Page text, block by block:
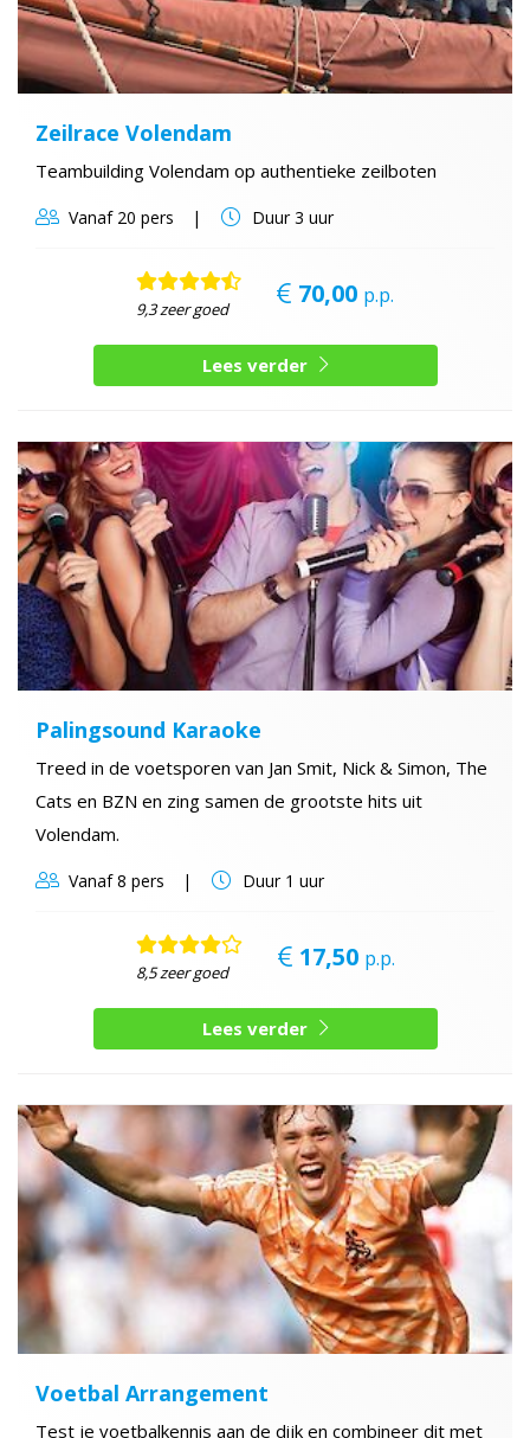
Zeilrace Volendam
Teambuilding Volendam op authentieke zeilboten
Vanaf20 pers Duur3 uur
9,3 zeer goed 70,00 p.p.
Lees verder
Palingsound Karaoke
Treed in de voetsporen van Jan Smit, Nick & Simon, The
Cats en BZN en zing samen de grootste hits uit
Volendam.
Vanaf8 pers Duur1 uur
8,5 zeer goed 17,50 p.p.
Lees verder
Voetbal Arrangement
Test je voetbalkennis aan de dijk en combineer dit met